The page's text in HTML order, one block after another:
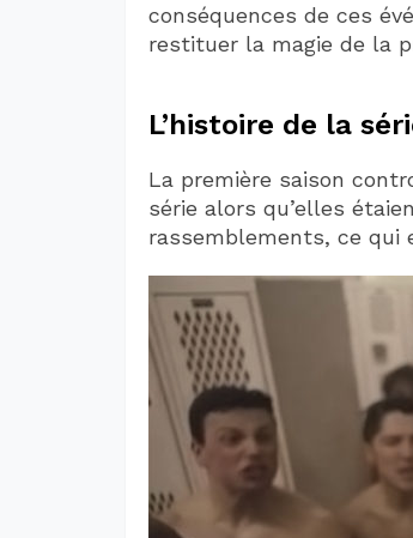
conséquences de ces
restituer la magie de la
L’histoire de la
La première saison
série alors qu’elles
rassemblements, ce qui